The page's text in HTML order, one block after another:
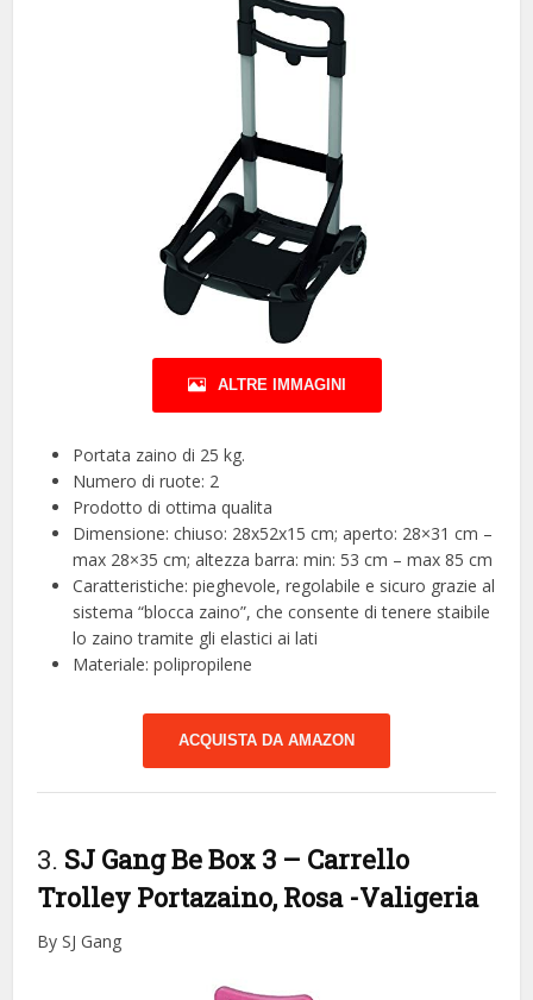
ALTRE IMMAGINI
Portata zaino di 25 kg.
Numero di ruote: 2
Prodotto di ottima qualita
Dimensione: chiuso: 28x52x15 cm; aperto: 28×31 cm –
max 28×35 cm; altezza barra: min: 53 cm – max 85 cm
Caratteristiche: pieghevole, regolabile e sicuro grazie al
sistema “blocca zaino”, che consente di tenere staibile
lo zaino tramite gli elastici ai lati
Materiale: polipropilene
ACQUISTA DA AMAZON
3. SJ Gang Be Box 3 – Carrello
Trolley Portazaino, Rosa -Valigeria
By SJ Gang